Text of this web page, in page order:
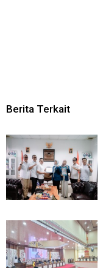
Berita Terkait